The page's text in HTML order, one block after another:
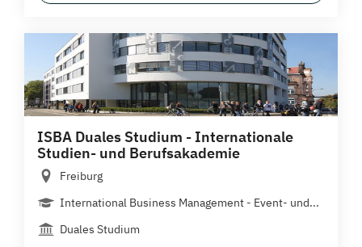
ISBA Duales Studium - Internationale
Studien- und Berufsakademie
Freiburg
International Business Management - Event- und...
Duales Studium